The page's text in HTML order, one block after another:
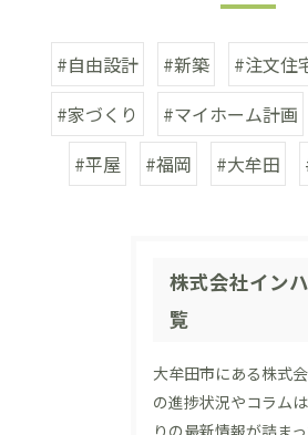
#自由設計 #新築 #注文住
#家づくり
#マイホーム計画
#平屋
#福岡 #大牟田
株式会社イン
覧
大牟田市にある株式
の進捗状況やコラム